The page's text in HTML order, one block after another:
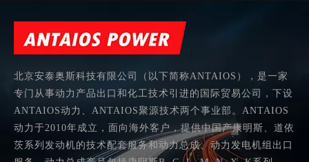
北京安泰奥斯科技有限公司（以下简称ANTAIOS），是一家
专门从事动力产品出口和化工技术引进的国际贸易公司，下设
ANTAIOS动力、ANTAIOS聚源技术两个事业部。ANTAIOS
动力于2010年成立，面向海外客户，提供中国产康明斯、道依
茨系列发动机的技术配套服务和动力总成、动力发电机组出口